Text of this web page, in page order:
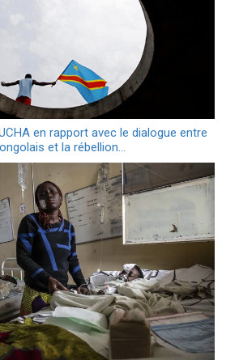
en rapport avec le dialogue entre
et la rébellion…